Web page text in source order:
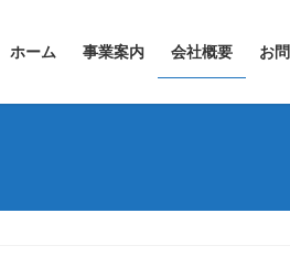
ホーム 事業案内 会社概要 お